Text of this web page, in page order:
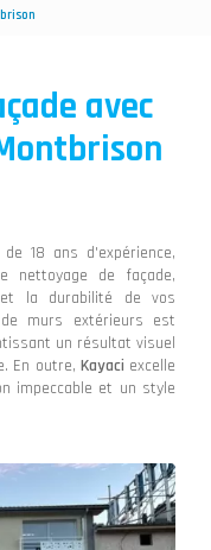
avec
18 ans d'expérience,
nettoyage de façade,
la durabilité de vos
murs extérieurs est
un résultat visuel
En outre, Kayaci excelle
impeccable et un style